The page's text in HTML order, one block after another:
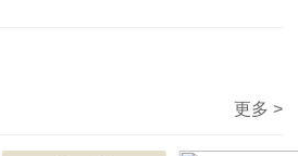
更多 >